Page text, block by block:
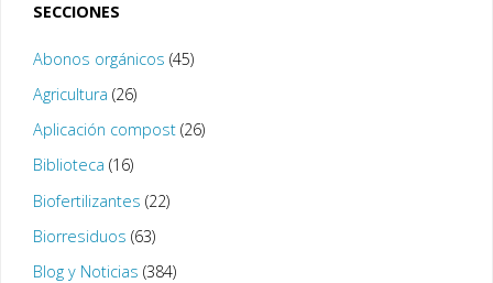
SECCIONES
Abonos orgánicos (45)
Agricultura (26)
Aplicación compost(26)
Biblioteca (16)
Biofertilizantes (22)
Biorresiduos (63)
Blog y Noticias (384)